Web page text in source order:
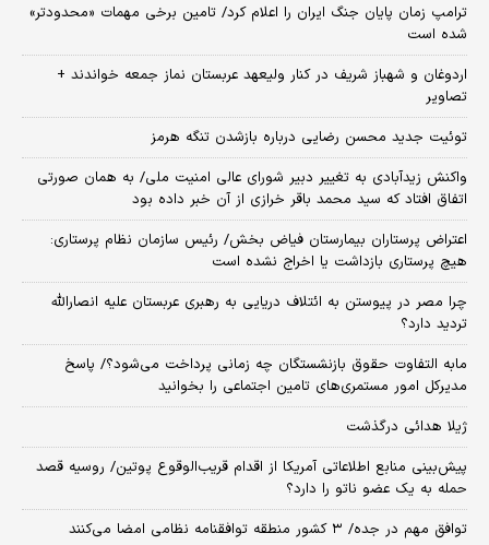
ترامپ زمان پایان جنگ ایران را اعلام کرد/ تامین برخی مهمات «محدودتر»
شده است
اردوغان و شهباز شریف در کنار ولیعهد عربستان نماز جمعه خواندند +
تصاویر
توئیت جدید محسن رضایی درباره بازشدن تنگه هرمز
واکنش زیدآبادی به تغییر دبیر شورای عالی امنیت ملی/ به همان صورتی
اتفاق افتاد که سید محمد باقر خرازی از آن خبر داده بود
اعتراض پرستاران بیمارستان فیاض بخش/ رئیس سازمان نظام پرستاری:
هیچ پرستاری بازداشت یا اخراج نشده است
چرا مصر در پیوستن به ائتلاف دریایی به رهبری عربستان علیه انصارالله
تردید دارد؟
مابه التفاوت حقوق بازنشستگان چه زمانی پرداخت می‌شود؟/ پاسخ
مدیرکل امور مستمری‌های تامین اجتماعی را بخوانید
ژیلا هدائی درگذشت
پیش‌بینی منابع اطلاعاتی آمریکا از اقدام قریب‌الوقوع پوتین/ روسیه قصد
حمله به یک عضو ناتو را دارد؟
توافق مهم در جده/ ۳ کشور منطقه توافقنامه نظامی امضا می‌کنند